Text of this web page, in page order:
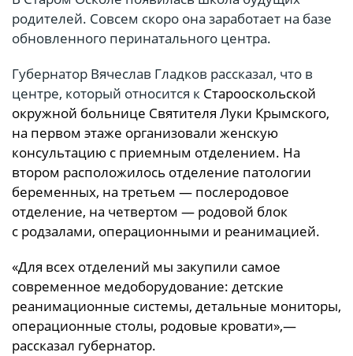
родителей. Совсем скоро она заработает на базе
обновленного перинатального центра.
Губернатор Вячеслав Гладков рассказал, что в
центре, который относится к Старооскольской
окружной больнице Святителя Луки Крымского,
на первом этаже организовали женскую
консультацию с приемным отделением. На
втором расположилось отделение патологии
беременных, на третьем — послеродовое
отделение, на четвертом — родовой блок
с родзалами, операционными и реанимацией.
«Для всех отделений мы закупили самое
современное медоборудование: детские
реанимационные системы, детальные мониторы,
операционные столы, родовые кровати»,—
рассказал губернатор.